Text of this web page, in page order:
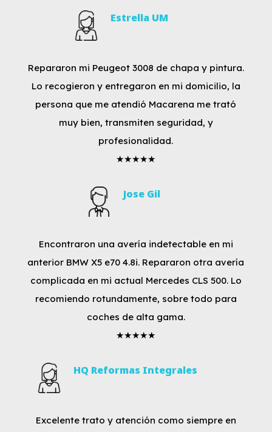
Estrella UM
Repararon mi Peugeot 3008 de chapa y pintura.
Lo recogieron y entregaron en mi domicilio, la
persona que me atendió Macarena me trató
muy bien, transmiten seguridad, y
profesionalidad.
★★★★★
Jose Gil
Encontraron una avería indetectable en mi
anterior BMW X5 e70 4.8i. Repararon otra avería
complicada en mi actual Mercedes CLS 500. Lo
recomiendo rotundamente, sobre todo para
coches de alta gama.
★★★★★
HQ Reformas Integrales
Excelente trato y atención como siempre en